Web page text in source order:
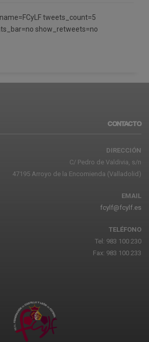
tweets_count=5
show_retweets=no
CONTACTO
DIRECCIÓN
C/ Pedro de Valdivia, s/n
47195 Arroyo de la Encomienda (Valladolid)
EMAIL
fcylf@fcylf.es
TELÉFONO
Tel: 983 100 230
Fax: 983 100 233